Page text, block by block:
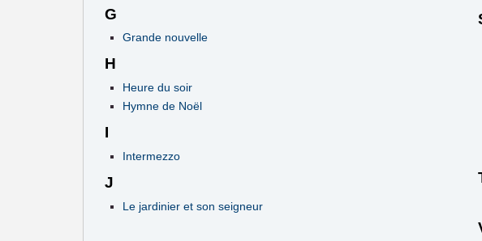
G
Grande nouvelle
H
Heure du soir
Hymne de Noël
I
Intermezzo
J
Le jardinier et son seigneur